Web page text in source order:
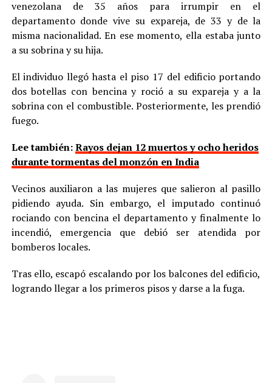
venezolana de 35 años para irrumpir en el
departamento donde vive su expareja, de 33 y de la
misma nacionalidad. En ese momento, ella estaba junto
a su sobrina y su hija.
El individuo llegó hasta el piso 17 del edificio portando
dos botellas con bencina y roció a su expareja y a la
sobrina con el combustible. Posteriormente, les prendió
fuego.
Lee también:Rayos dejan 12 muertos y ocho heridos
durante tormentas del monzón en India
Vecinos auxiliaron a las mujeres que salieron al pasillo
pidiendo ayuda. Sin embargo, el imputado continuó
rociando con bencina el departamento y finalmente lo
incendió, emergencia que debió ser atendida por
bomberos locales.
Tras ello, escapó escalando por los balcones del edificio,
logrando llegar a los primeros pisos y darse a la fuga.